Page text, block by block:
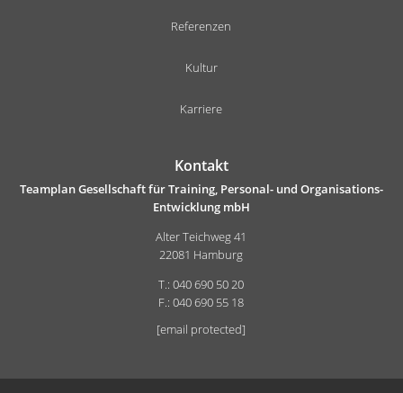
Referenzen
Kultur
Karriere
Kontakt
Teamplan Gesellschaft für Training, Personal- und Organisations-
Entwicklung mbH
Alter Teichweg 41
22081 Hamburg
T.: 040 690 50 20
F.: 040 690 55 18
[email protected]